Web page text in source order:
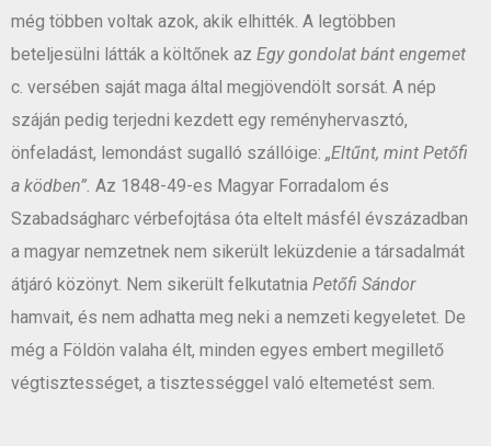
még többen voltak azok, akik elhitték. A legtöbben
beteljesülni látták a költőnek az Egy gondolat bánt engemet
c. versében saját maga által megjövendölt sorsát. A nép
száján pedig terjedni kezdett egy reményhervasztó,
önfeladást, lemondást sugalló szállóige: „Eltűnt, mint Petőfi
a ködben”. Az 1848-49-es Magyar Forradalom és
Szabadságharc vérbefojtása óta eltelt másfél évszázadban
a magyar nemzetnek nem sikerült leküzdenie a társadalmát
átjáró közönyt. Nem sikerült felkutatnia Petőfi Sándor
hamvait, és nem adhatta meg neki a nemzeti kegyeletet. De
még a Földön valaha élt, minden egyes embert megillető
végtisztességet, a tisztességgel való eltemetést sem.